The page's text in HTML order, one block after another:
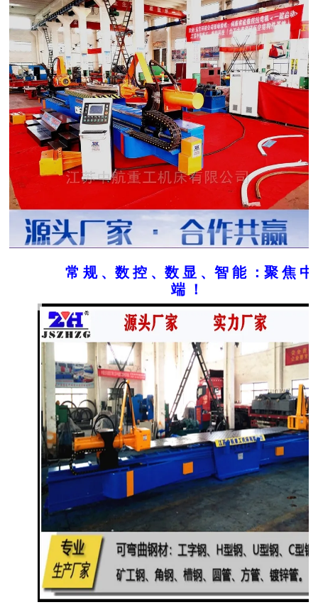
常 规 、数 控 、数 显 、智 能 ：聚 焦 中
端 ！